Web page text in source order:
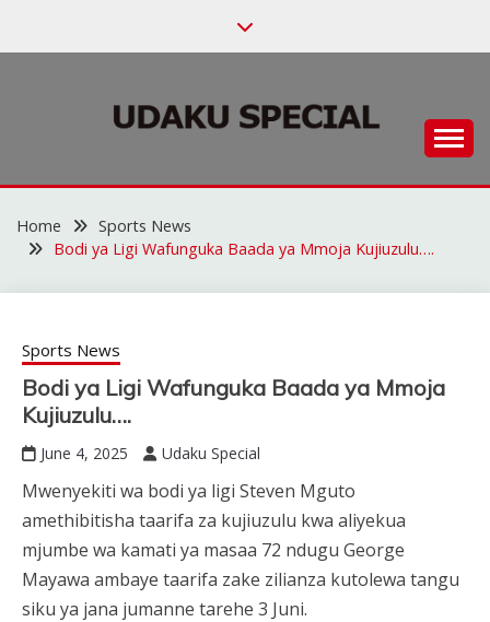
UDAKU SPECIAL
Home
Sports News
Bodi ya Ligi Wafunguka Baada ya Mmoja Kujiuzulu….
Sports News
Bodi ya Ligi Wafunguka Baada ya Mmoja
Kujiuzulu….
June 4, 2025 Udaku Special
Mwenyekiti wa bodi ya ligi Steven Mguto
amethibitisha taarifa za kujiuzulu kwa aliyekua
mjumbe wa kamati ya masaa 72 ndugu George
Mayawa ambaye taarifa zake zilianza kutolewa tangu
siku ya jana jumanne tarehe 3 Juni.